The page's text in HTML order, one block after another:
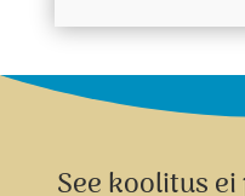
See koolitus